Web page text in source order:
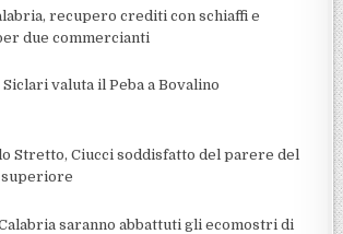
recupero crediti con schiaffi e
due commercianti
valuta il Peba a Bovalino
Stretto, Ciucci soddisfatto del parere del
superiore
saranno abbattuti gli ecomostri di